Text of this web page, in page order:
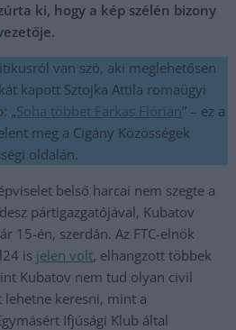
ki, hogy a kép szélén bizony
van szó, aki meglehetősen
kapott Sztojka Attila romaügyi
„Soha többet Farkas Flórián” – ez a
meg a Cigány Közösségek
oldalán.
belső harcai nem szegte a
pártigazgatójával, Kubatov
15-én, szerdán. Az FTC-elnök
is jelen volt, elhangzott többek
Kubatov nem tud olyan civil
keresni, mint a
Ifjúsági Klub által